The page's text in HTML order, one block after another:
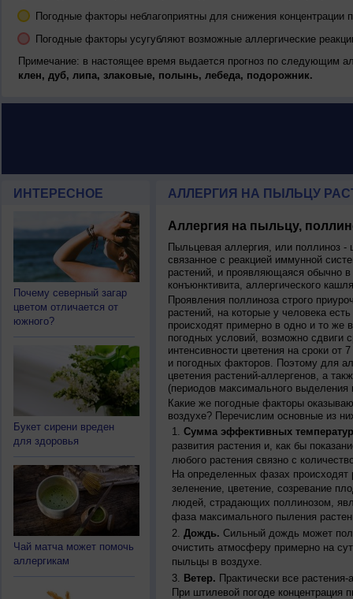
Погодные факторы неблагоприятны для снижения концентрации
Погодные факторы усугубляют возможные аллергические
Примечание: в настоящее время выдается прогноз по следующим
клен, дуб, липа, злаковые, полынь, лебеда, подорожник.
ИНТЕРЕСНОЕ
Почему северный загар
цветом отличается от
южного?
Букет сирени вреден
для здоровья
Чай матча может помочь
аллергикам
АЛЛЕРГИЯ НА ПЫЛЬЦУ
Аллергия на пыльцу,
Пыльцевая аллергия, или поллиноз -
связанное с реакцией иммунной
растений, и проявляющаяся обычно
конъюнктивита, аллергического
Проявления поллиноза строго
растений, на которые у человека
происходят примерно в одно и то же
погодных условий, возможно сдвиги
интенсивности цветения на сроки от
и погодных факторов. Поэтому для
цветения растений-аллергенов, а
(периодов максимального
Какие же погодные факторы
воздухе? Перечислим основные из
Сумма эффективных
развития растения и, как бы
любого растения связно с
На определенных фазах происходят
зеленение, цветение, созревание
людей, страдающих поллинозом,
фаза максимального пыления
Дождь. Сильный дождь может
очистить атмосферу примерно на
пыльцы в воздухе.
Ветер. Практически все
При штилевой погоде